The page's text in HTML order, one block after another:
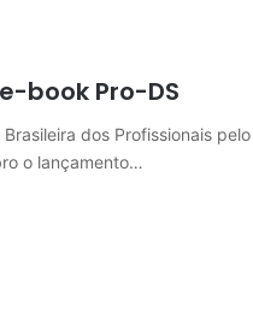
book Pro-DS
dos Profissionais
o lançamento…